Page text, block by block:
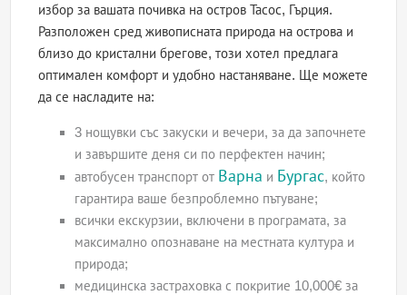
избор за вашата почивка на остров Тасос, Гърция.
Разположен сред живописната природа на острова и
близо до кристални брегове, този хотел предлага
оптимален комфорт и удобно настаняване. Ще можете
да се насладите на:
3 нощувки със закуски и вечери, за да започнете
и завършите деня си по перфектен начин;
автобусен транспорт от Варна и Бургас, който
гарантира ваше безпроблемно пътуване;
всички екскурзии, включени в програмата, за
максимално опознаване на местната култура и
природа;
медицинска застраховка с покритие 10,000€ за